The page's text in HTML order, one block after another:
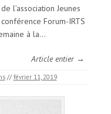
l’association Jeunes
Forum-IRTS
à la…
Article entier →
// février 11, 2019